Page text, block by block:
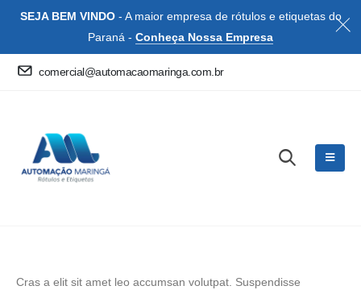
SEJA BEM VINDO- A maior empresa de rótulos e etiquetas do
Paraná - Conheça Nossa Empresa
comercial@automacaomaringa.com.br
Cras a elit sit amet leo accumsan volutpat. Suspendisse